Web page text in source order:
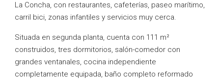
La Concha, con restaurantes, cafeterías, paseo marítimo,
carril bici, zonas infantiles y servicios muy cerca.
Situada en segunda planta, cuenta con 111 m²
construidos, tres dormitorios, salón-comedor con
grandes ventanales, cocina independiente
completamente equipada, baño completo reformado